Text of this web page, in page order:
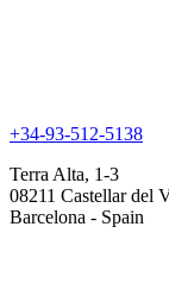
+34-93-512-5138
Terra Alta, 1-3
08211 Castellar del
Barcelona - Spain